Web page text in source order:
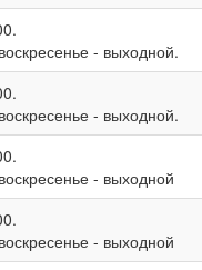
- выходной.
- выходной.
- выходной
- выходной